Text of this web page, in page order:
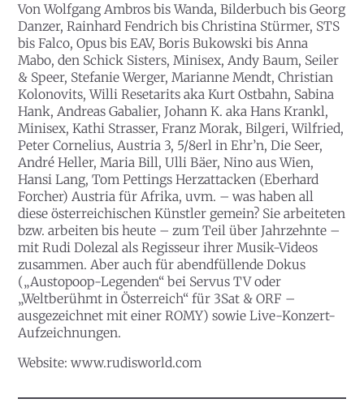
Von Wolfgang Ambros bis Wanda, Bilderbuch bis Georg
Danzer, Rainhard Fendrich bis Christina Stürmer, STS
bis Falco, Opus bis EAV, Boris Bukowski bis Anna
Mabo, den Schick Sisters, Minisex, Andy Baum, Seiler
& Speer, Stefanie Werger, Marianne Mendt, Christian
Kolonovits, Willi Resetarits aka Kurt Ostbahn, Sabina
Hank, Andreas Gabalier, Johann K. aka Hans Krankl,
Minisex, Kathi Strasser, Franz Morak, Bilgeri, Wilfried,
Peter Cornelius, Austria 3, 5/8erl in Ehr’n, Die Seer,
André Heller, Maria Bill, Ulli Bäer, Nino aus Wien,
Hansi Lang, Tom Pettings Herzattacken (Eberhard
Forcher) Austria für Afrika, uvm. – was haben all
diese österreichischen Künstler gemein? Sie arbeiteten
bzw. arbeiten bis heute – zum Teil über Jahrzehnte –
mit Rudi Dolezal als Regisseur ihrer Musik-Videos
zusammen. Aber auch für abendfüllende Dokus
(„Austopoop-Legenden“ bei Servus TV oder
„Weltberühmt in Österreich“ für 3Sat & ORF –
ausgezeichnet mit einer ROMY) sowie Live-Konzert-
Aufzeichnungen.
Website: www.rudisworld.com